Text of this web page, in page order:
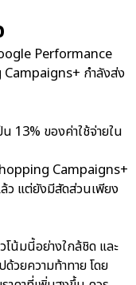
Performance
กำลังส่ง
13% ของค่าใช้จ่ายใน
Campaigns+
ว แต่ยังมีสัดส่วนเพียง
น้มนี้อย่างใกล้ชิด และ
วยความท้าทาย โดย